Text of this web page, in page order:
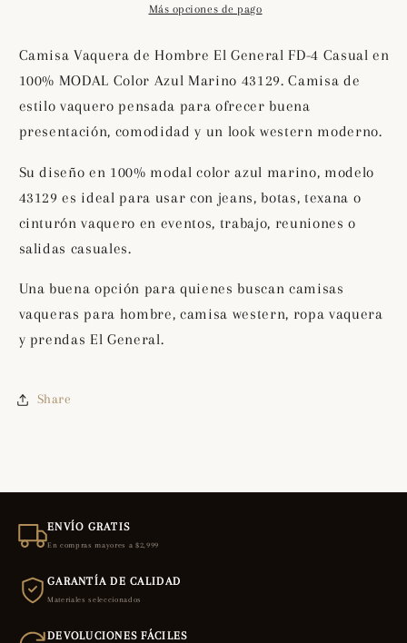
4
Casual
en
100%
MODAL
Azul
Marino
43129
General
4
en
100%
MODAL
Azul
Marino
Más opciones de pago
Camisa Vaquera de Hombre El General FD-4 Casual en
100% MODAL Color Azul Marino 43129. Camisa de
estilo vaquero pensada para ofrecer buena
presentación, comodidad y un look western moderno.
Su diseño en 100% modal color azul marino, modelo
43129 es ideal para usar con jeans, botas, texana o
cinturón vaquero en eventos, trabajo, reuniones o
salidas casuales.
Una buena opción para quienes buscan camisas
vaqueras para hombre, camisa western, ropa vaquera
y prendas El General.
Share
ENVÍO GRATIS
En compras mayores a $2,999
GARANTÍA DE CALIDAD
Materiales seleccionados
DEVOLUCIONES FÁCILES